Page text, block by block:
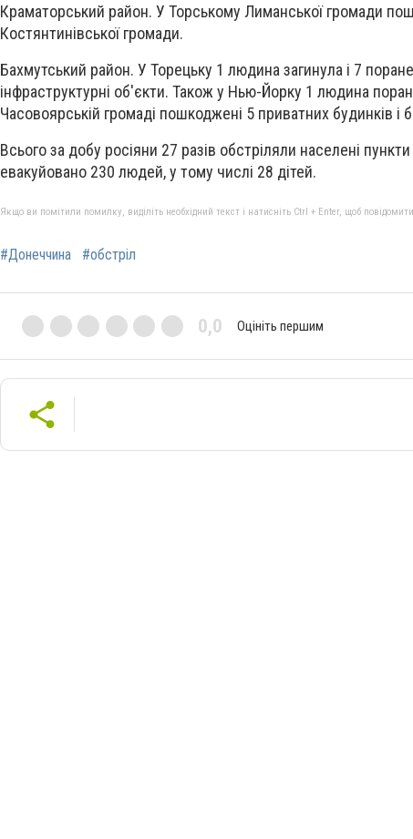
Краматорський район. У Торському Лиманської громади
Костянтинівської громади.
Бахмутський район. У Торецьку 1 людина загинула і 7
інфраструктурні об'єкти. Також у Нью-Йорку 1 людина
Часовоярській громаді пошкоджені 5 приватних будинків і
Всього за добу росіяни 27 разів обстріляли населені
евакуйовано 230 людей, у тому числі 28 дітей.
Якщо ви помітили помилку, виділіть необхідний текст і натисніть Ctrl + Enter, щоб
#Донеччина #обстріл
0,0 Оцініть першим